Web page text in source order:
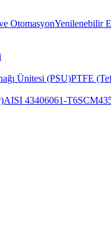
OtomasyonYenilenebilir
Ünitesi (PSU)PTFE
AISI 43406061-T6